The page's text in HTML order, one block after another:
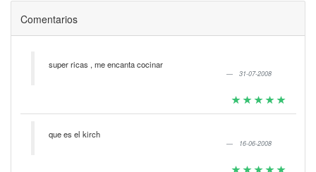
Comentarios
super ricas , me encanta cocinar
31-07-2008
que es el kirch
16-06-2008